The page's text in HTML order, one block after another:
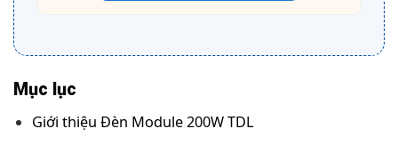
Mục lục
Giới thiệu Đèn Module 200W TDL